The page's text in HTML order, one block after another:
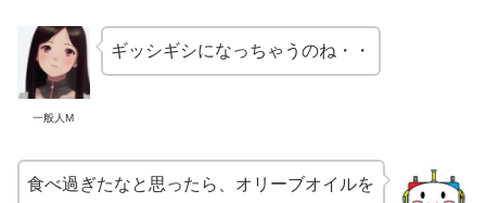
一般人M
ギッシギシになっちゃうのね・・
食べ過ぎたなと思ったら、オリーブオイルを